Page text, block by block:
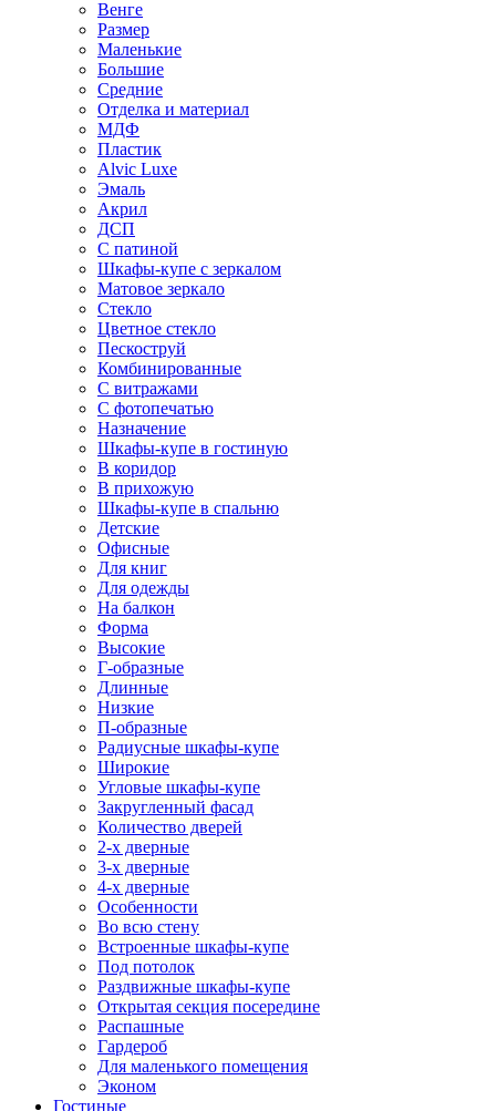
Венге
Размер
Маленькие
Большие
Средние
Отделка и материал
МДФ
Пластик
Alvic Luxe
Эмаль
Акрил
ДСП
С патиной
Шкафы-купе с зеркалом
Матовое зеркало
Стекло
Цветное стекло
Пескоструй
Комбинированные
С витражами
С фотопечатью
Назначение
Шкафы-купе в гостиную
В коридор
В прихожую
Шкафы-купе в спальню
Детские
Офисные
Для книг
Для одежды
На балкон
Форма
Высокие
Г-образные
Длинные
Низкие
П-образные
Радиусные шкафы-купе
Широкие
Угловые шкафы-купе
Закругленный фасад
Количество дверей
2-х дверные
3-х дверные
4-х дверные
Особенности
Во всю стену
Встроенные шкафы-купе
Под потолок
Раздвижные шкафы-купе
Открытая секция посередине
Распашные
Гардероб
Для маленького помещения
Эконом
Гостиные